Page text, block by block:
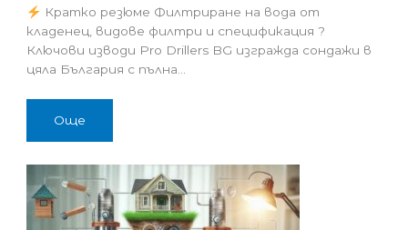
Кратко резюме Филтриране на вода от
кладенец, видове филтри и спецификация ?
Ключови изводи Pro Drillers BG изгражда сондажи в
цяла България с пълна…
Още